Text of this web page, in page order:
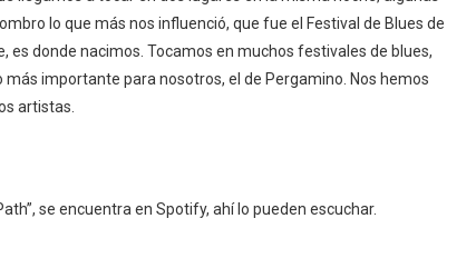
lo que más nos influenció, que fue el Festival de Blues de
es donde nacimos. Tocamos en muchos festivales de blues,
importante para nosotros, el de Pergamino. Nos hemos
artistas.
se encuentra en Spotify, ahí lo pueden escuchar.